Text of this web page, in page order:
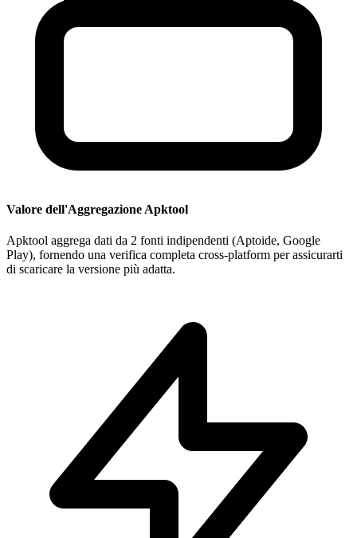
Valore dell'Aggregazione Apktool
Apktool aggrega dati da 2 fonti indipendenti (Aptoide, Google
Play), fornendo una verifica completa cross-platform per assicurarti
di scaricare la versione più adatta.